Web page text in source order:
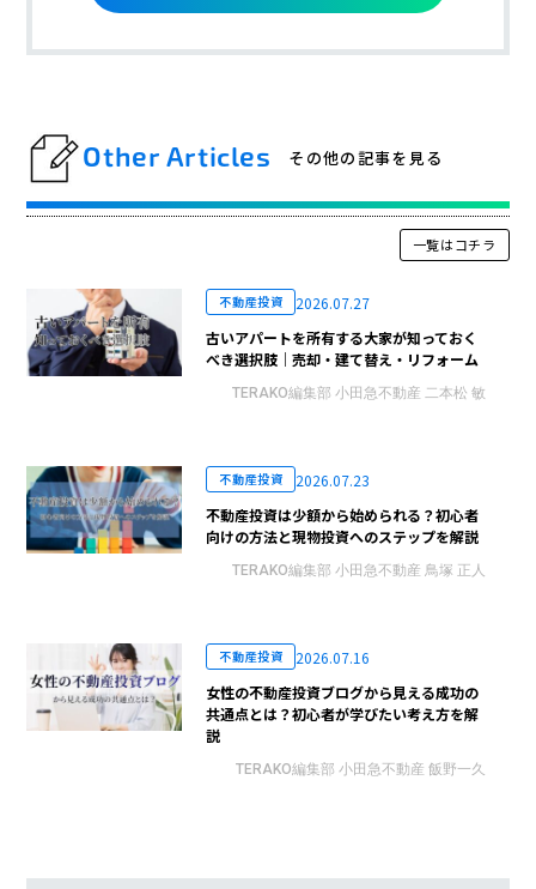
Other Articles その他の記事を見る
一覧はコチラ
不動産投資
2026.07.27
古いアパートを所有する大家が知っておく
べき選択肢｜売却・建て替え・リフォーム
TERAKO編集部 小田急不動産 二本松 敏
不動産投資
2026.07.23
不動産投資は少額から始められる？初心者
向けの方法と現物投資へのステップを解説
TERAKO編集部 小田急不動産 鳥塚 正人
不動産投資
2026.07.16
女性の不動産投資ブログから見える成功の
共通点とは？初心者が学びたい考え方を解
説
TERAKO編集部 小田急不動産 飯野一久